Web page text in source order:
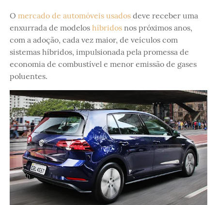
O mercado de automóveis usados deve receber uma
enxurrada de modelos híbridos nos próximos anos,
com a adoção, cada vez maior, de veículos com
sistemas híbridos, impulsionada pela promessa de
economia de combustível e menor emissão de gases
poluentes.